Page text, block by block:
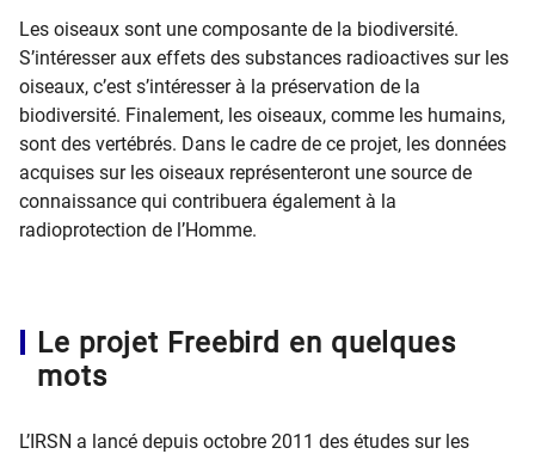
Les oiseaux sont une composante de la biodiversité.
S’intéresser aux effets des substances radioactives sur les
oiseaux, c’est s’intéresser à la préservation de la
biodiversité. Finalement, les oiseaux, comme les humains,
sont des vertébrés. Dans le cadre de ce projet, les données
acquises sur les oiseaux représenteront une source de
connaissance qui contribuera également à la
radioprotection de l’Homme.
Le projet Freebird en quelques
mots
L’IRSN a lancé depuis octobre 2011 des études sur les